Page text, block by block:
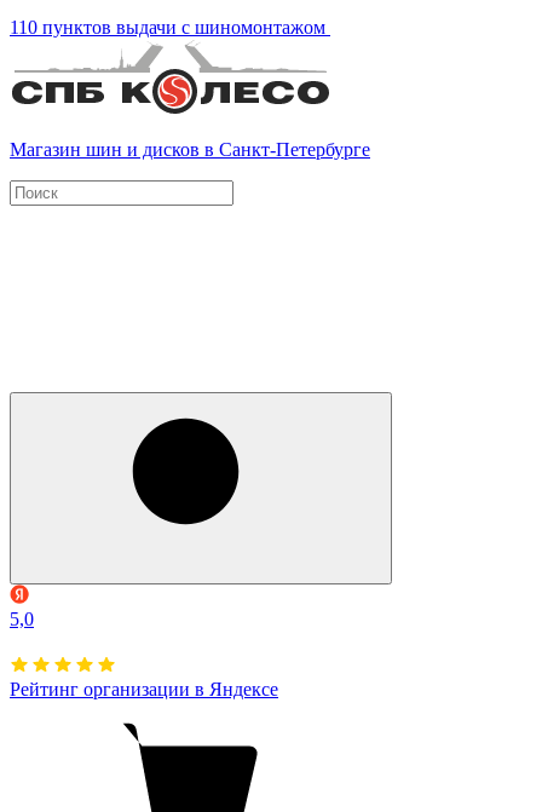
110 пунктов выдачи с шиномонтажом
Магазин шин и дисков в Санкт-Петербурге
5,0
Рейтинг организации в Яндексе